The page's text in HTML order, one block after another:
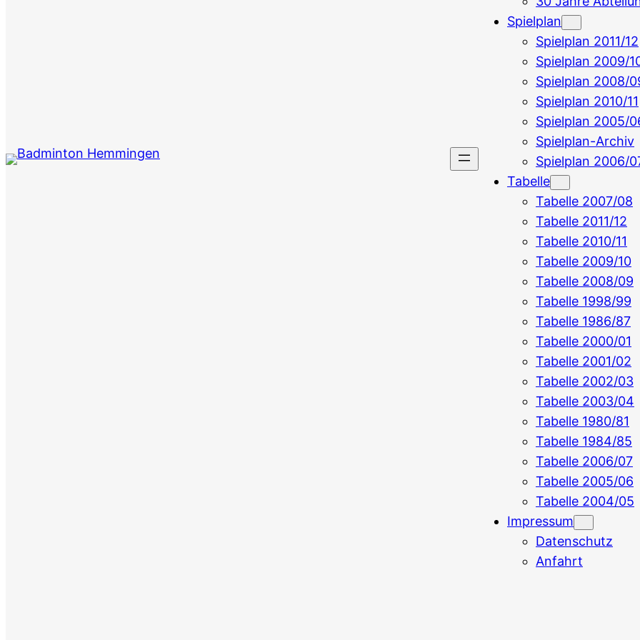
Spielplan
Spielplan 2011/12
Spielplan 2009/
Spielplan 2008/
Spielplan 2010/11
Spielplan 2005/
Spielplan-Archiv
Spielplan 2006/
Tabelle
Tabelle 2007/08
Tabelle 2011/12
Tabelle 2010/11
Tabelle 2009/10
Tabelle 2008/09
Tabelle 1998/99
Tabelle 1986/87
Tabelle 2000/01
Tabelle 2001/02
Tabelle 2002/03
Tabelle 2003/04
Tabelle 1980/81
Tabelle 1984/85
Tabelle 2006/07
Tabelle 2005/06
Tabelle 2004/05
Impressum
Datenschutz
Anfahrt